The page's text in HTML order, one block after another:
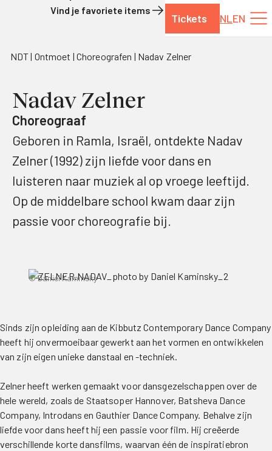
Tickets NLEN
Vind je favoriete items
NDT Ontmoet Choreografen Nadav Zelner
Nadav Zelner
Choreograaf
Geboren in Ramla, Israël, ontdekte Nadav
Zelner (1992) zijn liefde voor dans en
luisteren naar muziek al op vroege leeftijd.
Op de middelbare school kwam daar zijn
passie voor choreografie bij.
© Daniel Kaminsky
Sinds zijn opleiding aan de Kibbutz Contemporary Dance Company
heeft hij onvermoeibaar gewerkt aan het vormen en ontwikkelen
van zijn eigen unieke danstaal en -techniek.
Zelner heeft werken gemaakt voor dansgezelschappen over de
hele wereld, zoals de Staatsoper Hannover, Batsheva Dance
Company, Introdans en Gauthier Dance Company. Behalve zijn
liefde voor dans heeft hij een passie voor film. Hij creëerde
verschillende korte dansfilms, waarvan één de inspiratiebron